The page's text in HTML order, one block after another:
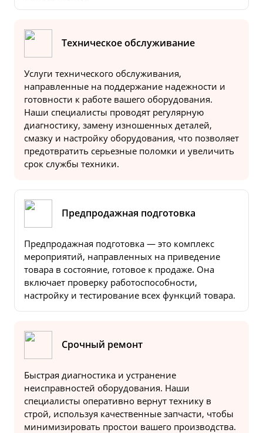
Техническое обслуживание
Услуги технического обслуживания,
направленные на поддержание надежности и
готовности к работе вашего оборудования.
Наши специалисты проводят регулярную
диагностику, замену изношенных деталей,
смазку и настройку оборудования, что позволяет
предотвратить серьезные поломки и увеличить
срок службы техники.
Предпродажная подготовка
Предпродажная подготовка — это комплекс
мероприятий, направленных на приведение
товара в состояние, готовое к продаже. Она
включает проверку работоспособности,
настройку и тестирование всех функций товара.
Срочный ремонт
Быстрая диагностика и устранение
неисправностей оборудования. Наши
специалисты оперативно вернут технику в
строй, используя качественные запчасти, чтобы
минимизировать простои вашего производства.